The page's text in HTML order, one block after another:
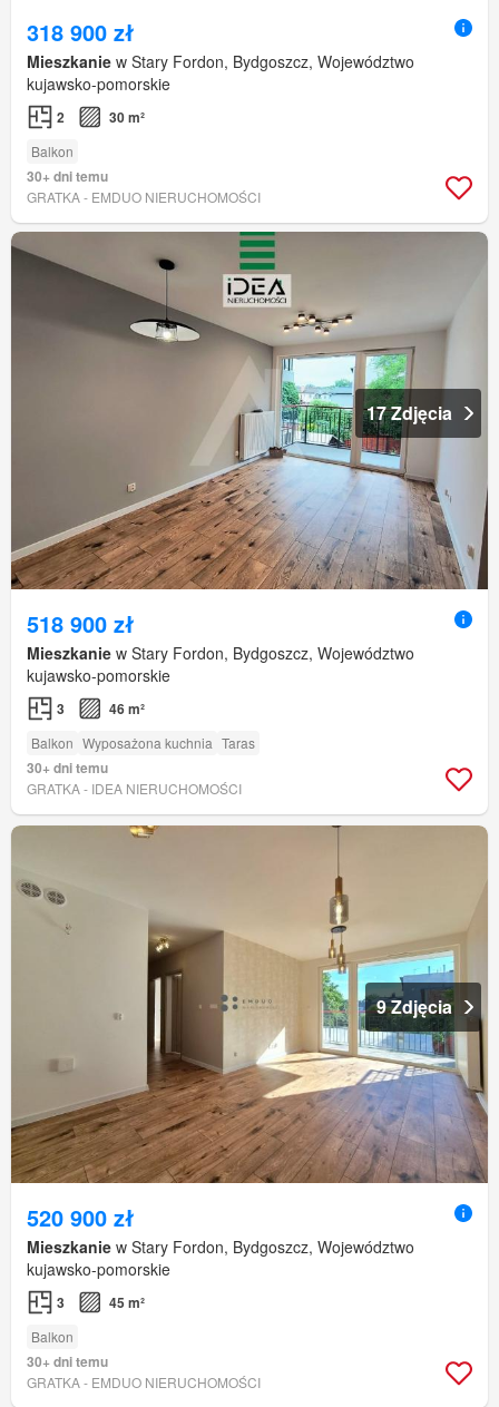
318 900 zł
Mieszkanie w Stary Fordon, Bydgoszcz, Województwo
kujawsko-pomorskie
2 30 m²
Balkon
30+ dni temu
GRATKA - EMDUO NIERUCHOMOŚCI
17 Zdjęcia
518 900 zł
Mieszkanie w Stary Fordon, Bydgoszcz, Województwo
kujawsko-pomorskie
3 46 m²
Balkon Wyposażona kuchnia Taras
30+ dni temu
GRATKA - IDEA NIERUCHOMOŚCI
9 Zdjęcia
520 900 zł
Mieszkanie w Stary Fordon, Bydgoszcz, Województwo
kujawsko-pomorskie
3 45 m²
Balkon
30+ dni temu
GRATKA - EMDUO NIERUCHOMOŚCI